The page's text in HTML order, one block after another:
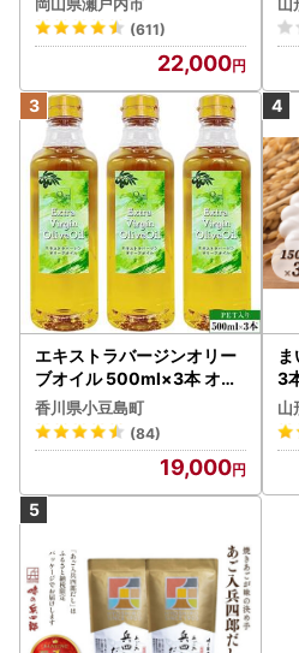
(611)
22,000
エキストラバージンオリー
ブオイル 500ml×3本 オリ
ーブオイル 食用油
香川県小豆島町
(84)
19,000
3
揚
県 食用油 食用オイル 調理
油
山